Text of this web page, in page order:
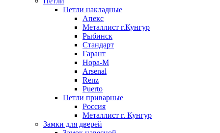
Петли накладные
Апекс
Металлист г.Кунгур
Рыбинск
Стандарт
Гарант
Нора-М
Arsenal
Renz
Puerto
Петли приварные
Россия
Металлист г. Кунгур
Замки для дверей